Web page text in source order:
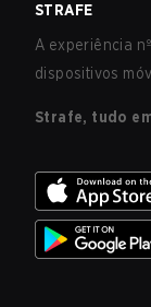
STRAFE
A experiência
dispositivos
Strafe, tudo